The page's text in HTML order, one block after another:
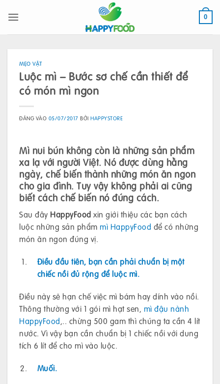
qua
0
MẸO VẶT
Luộc mì – Bước sơ chế cần thiết để
có món mì ngon
ĐĂNG VÀO 05/07/2017 BỞIHAPPYSTORE
Mì nui bún không còn là những sản phẩm
xa lạ với người Việt. Nó được dùng hằng
ngày, chế biến thành những món ăn ngon
cho gia đình. Tuy vậy không phải ai cũng
biết cách chế biến nó đúng cách.
Sau đây HappyFood xin giới thiệu các bạn cách
luộc những sản phẩm mì HappyFood để có những
món ăn ngon đúng vị.
Điều đầu tiên, bạn cần phải chuẩn bị một
chiếc nồi đủ rộng để luộc mì.
Điều này sẽ hạn chế việc mì bám hay dính vào nồi.
Thông thường với 1 gói mì hạt sen, mì đậu nành
HappyFood,.. chừng 500 gam thì chúng ta cần 4 lít
nước. Vì vậy bạn cần chuẩn bị 1 chiếc nồi với dung
tích 6 lít để cho mì vào luộc.
Muối.